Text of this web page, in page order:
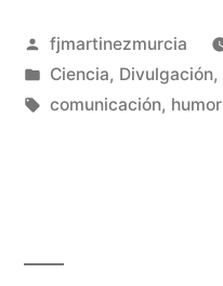
Publicado
por
fjmartinezmurcia
Publicado
en
Ciencia, Divulgación,
Etiquetas:
comunicación, humor